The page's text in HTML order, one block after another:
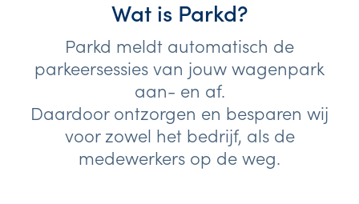
Wat is Parkd?
Parkd meldt automatisch de
parkeersessies van jouw wagenpark
aan- en af.
Daardoor ontzorgen en besparen wij
voor zowel het bedrijf, als de
medewerkers op de weg.